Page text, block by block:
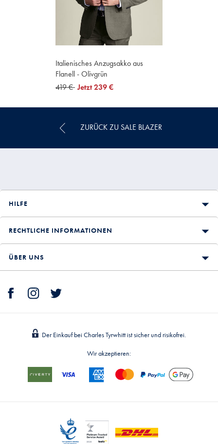
Italienisches Anzugsakko aus
Flanell - Olivgrün
was
€
419 € now
€
Jetzt239 €
ZURÜCK ZU SALE BLAZER
HILFE
RECHTLICHE INFORMATIONEN
ÜBER UNS
Der Einkauf bei Charles Tyrwhitt ist sicher und risikofrei.
Wir akzeptieren: